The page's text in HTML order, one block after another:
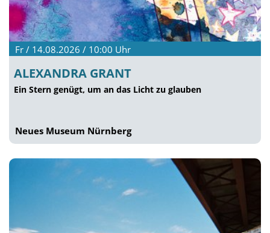
Fr / 14.08.2026 / 10:00 Uhr
ALEXANDRA GRANT
Ein Stern genügt, um an das Licht zu glauben
Neues Museum Nürnberg